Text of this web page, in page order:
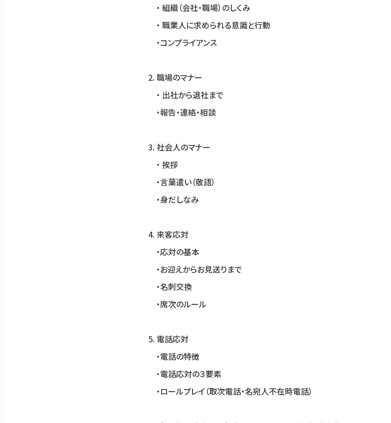
・ 組織（会社・職場）のしくみ
・ 職業人に求められる意識と行動
・コンプライアンス
2. 職場のマナー
・ 出社から退社まで
・報告・連絡・相談
3. 社会人のマナー
・ 挨拶
・言葉遣い（敬語）
・身だしなみ
4. 来客応対
・応対の基本
・お迎えからお見送りまで
・名刺交換
・席次のルール
5. 電話応対
・電話の特徴
・電話応対の３要素
・ロールプレイ（取次電話・名宛人不在時電話）